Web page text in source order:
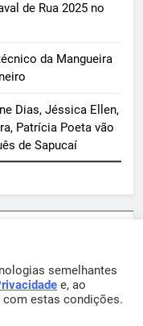
de Rua 2025 no
da Mangueira
Dias, Jéssica Ellen,
Patrícia Poeta vão
de Sapucaí
.
semelhantes
e, ao
com estas condições.